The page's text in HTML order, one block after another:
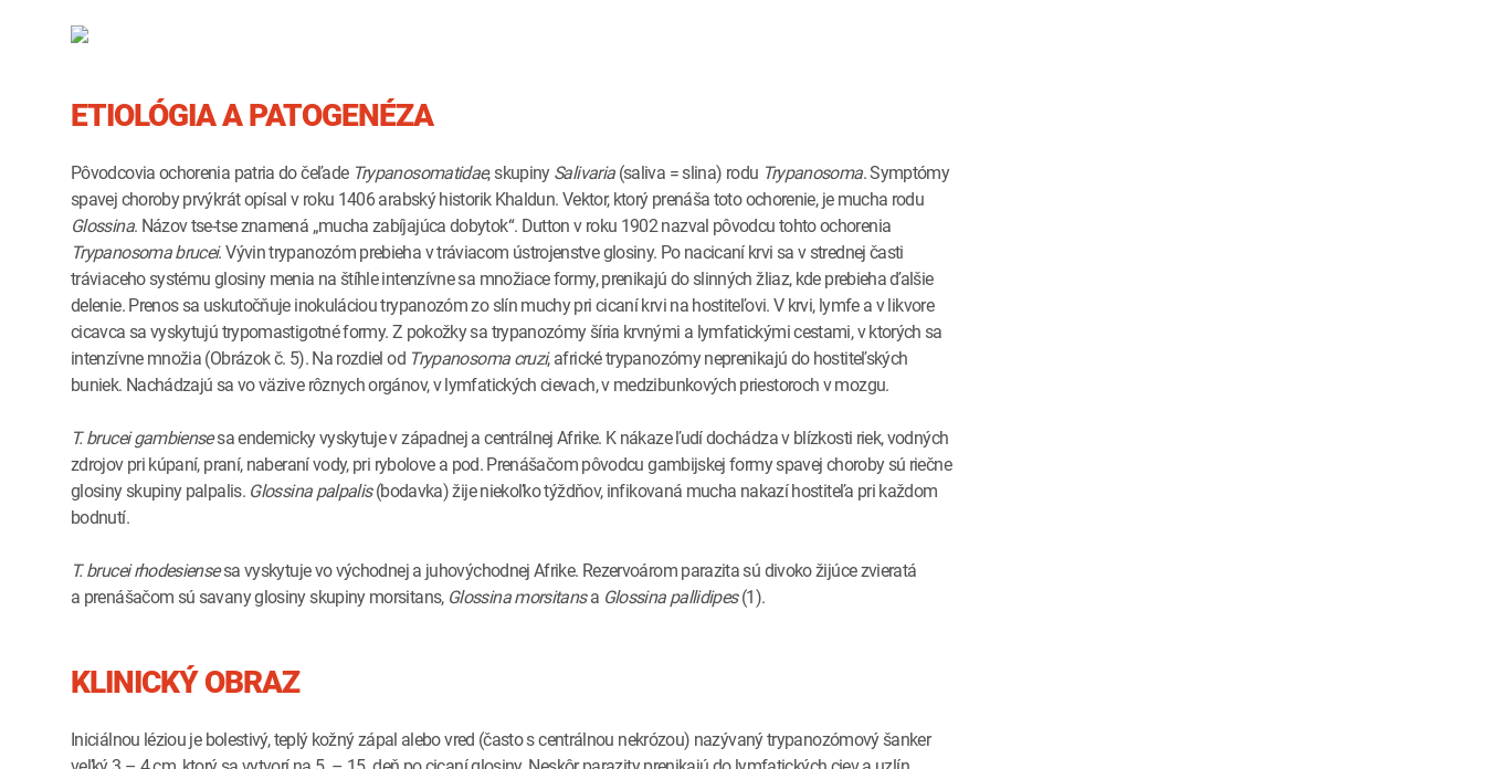
ETIOLÓGIA A PATOGENÉZA
Pôvodcovia ochorenia patria do čeľade Trypanosomatidae, skupinySalivaria(saliva = slina) rodu Trypanosoma. Symptómy
spavej choroby prvýkrát opísal v roku 1406 arabský historik Khaldun. Vektor, ktorý prenáša toto ochorenie, je mucha rodu
Glossina. Názov tse-tse znamená „mucha zabíjajúca dobytok“. Dutton v roku 1902 nazval pôvodcu tohto ochorenia
Trypanosoma brucei. Vývin trypanozóm prebieha v tráviacom ústrojenstve glosiny. Po nacicaní krvi sa v strednej časti
tráviaceho systému glosiny menia na štíhle intenzívne sa množiace formy, prenikajú do slinných žliaz, kde prebieha ďalšie
delenie. Prenos sa uskutočňuje inokuláciou trypanozóm zo slín muchy pri cicaní krvi na hostiteľovi. V krvi, lymfe a v likvore
cicavca sa vyskytujú trypomastigotné formy. Z pokožky sa trypanozómy šíria krvnými a lymfatickými cestami, v ktorých sa
intenzívne množia (Obrázok č. 5). Na rozdiel od Trypanosoma cruzi, africké trypanozómy neprenikajú do hostiteľských
buniek. Nachádzajú sa vo väzive rôznych orgánov, v lymfatických cievach, v medzibunkových priestoroch v mozgu.
T. brucei gambiensesa endemicky vyskytuje v západnej a centrálnej Afrike. K nákaze ľudí dochádza v blízkosti riek, vodných
zdrojov pri kúpaní, praní, naberaní vody, pri rybolove a pod. Prenášačom pôvodcu gambijskej formy spavej choroby sú riečne
glosiny skupiny palpalis. Glossina palpalis(bodavka) žije niekoľko týždňov, infikovaná mucha nakazí hostiteľa pri každom
bodnutí.
T. brucei rhodesiensesa vyskytuje vo východnej a juhovýchodnej Afrike. Rezervoárom parazita sú divoko žijúce zvieratá
a prenášačom sú savany glosiny skupiny morsitans, Glossina morsitansa Glossina pallidipes(1).
KLINICKÝ OBRAZ
Iniciálnou léziou je bolestivý, teplý kožný zápal alebo vred (často s centrálnou nekrózou) nazývaný trypanozómový šanker